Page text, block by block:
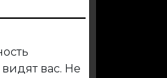
вас. Не